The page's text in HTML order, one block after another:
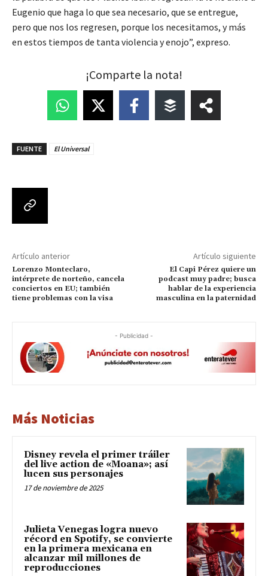
Eugenio que haga lo que sea necesario, que se entregue,
pero que nos los regresen, porque los necesitamos, y más
en estos tiempos de tanta violencia y enojo”, expreso.
¡Comparte la nota!
FUENTE El Universal
Artículo anterior
Lorenzo Monteclaro,
intérprete de norteño, cancela
conciertos en EU; también
tiene problemas con la visa
Artículo siguiente
El Capi Pérez quiere un
podcast muy padre; busca
hablar de la experiencia
masculina en la paternidad
- Publicidad -
Más Noticias
Disney revela el primer tráiler
del live action de «Moana»; así
lucen sus personajes
17 de noviembre de 2025
Julieta Venegas logra nuevo
récord en Spotify, se convierte
en la primera mexicana en
alcanzar mil millones de
reproducciones